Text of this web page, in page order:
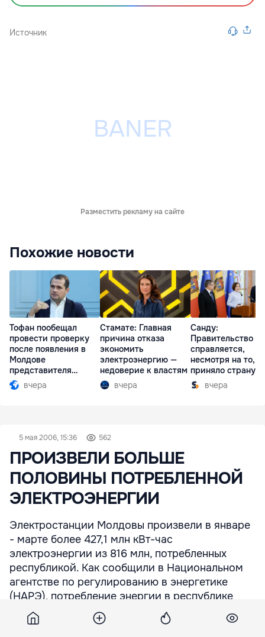
Источник
Разместить рекламу на сайте
Похожие новости
Тофан пообещал
провести проверку
после появления в
Молдове
представителя
Южной Осетии
вчера
Стамате: Главная
причина отказа
экономить
электроэнергию —
недоверие к властям
вчера
Санду:
Правительство
справляется,
несмотря на то,
приняло страну в
разгар кризиса
вчера
5 мая 2006, 15:36 562
ПРОИЗВЕЛИ БОЛЬШЕ
ПОЛОВИНЫ ПОТРЕБЛЕННОЙ
ЭЛЕКТРОЭНЕРГИИ
Электростанции Молдовы произвели в январе
- марте более 427,1 млн кВт-час
электроэнергии из 816 млн, потребленных
республикой. Как сообщили в Национальном
агентстве по регулированию в энергетике
(HАРЭ), потребление энергии в республике
возросло на 16,1% по сравнению с первым
кварталом 2005 г., а производство - на 6,9%.